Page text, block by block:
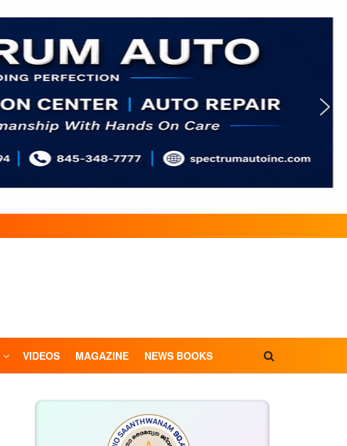
VIDEOS MAGAZINE NEWS BOOKS